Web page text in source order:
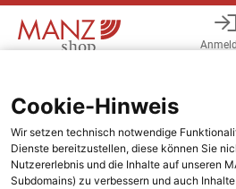
Cookie-Hinweis
Wir setzen technisch notwendige
Dienste bereitzustellen, diese können Sie
Nutzererlebnis und die Inhalte auf unseren
Subdomains) zu verbessern und auch